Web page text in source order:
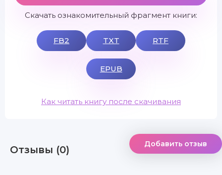
Скачать ознакомительный фрагмент книги:
FB2 TXT RTF
EPUB
Как читать книгу после скачивания
Отзывы (0) Добавить отзыв